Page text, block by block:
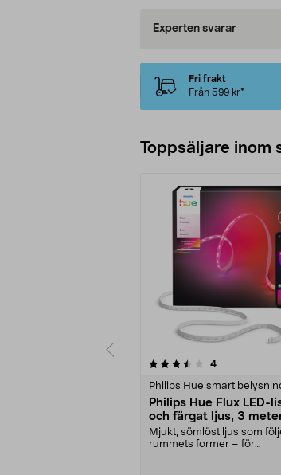
Experten svarar
Fri frakt
Från 599 kr*
Toppsäljare inom
4recensioner
Philips Hue smart
Philips Hue Flux LED-
och färgat ljus, 3
Mjukt, sömlöst ljus som
rummets former – för
4.5 av 5 stjärnor